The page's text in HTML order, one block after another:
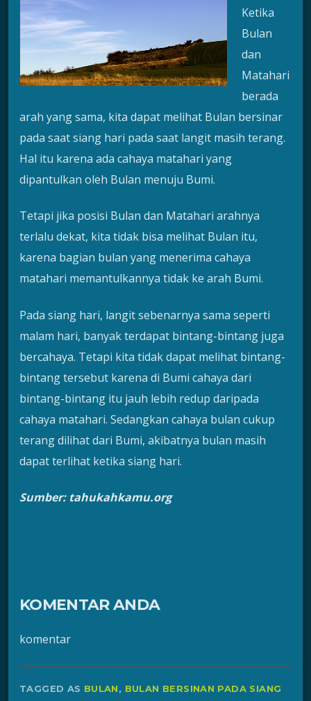
Ketika
Bulan
dan
Matahari
berada
arah yang sama, kita dapat melihat Bulan bersinar
pada saat siang hari pada saat langit masih terang.
Hal itu karena ada cahaya matahari yang
dipantulkan oleh Bulan menuju Bumi.
Tetapi jika posisi Bulan dan Matahari arahnya
terlalu dekat, kita tidak bisa melihat Bulan itu,
karena bagian bulan yang menerima cahaya
matahari memantulkannya tidak ke arah Bumi.
Pada siang hari, langit sebenarnya sama seperti
malam hari, banyak terdapat bintang-bintang juga
bercahaya. Tetapi kita tidak dapat melihat bintang-
bintang tersebut karena di Bumi cahaya dari
bintang-bintang itu jauh lebih redup daripada
cahaya matahari. Sedangkan cahaya bulan cukup
terang dilihat dari Bumi, akibatnya bulan masih
dapat terlihat ketika siang hari.
Sumber: tahukahkamu.org
KOMENTAR ANDA
komentar
TAGGED AS BULAN, BULAN BERSINAN PADA SIANG